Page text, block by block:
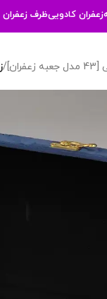
زعفران کادوییظرف زعفران
/